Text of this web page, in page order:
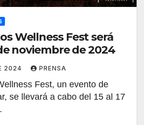
Wellness Fest será
noviembre de 2024
2024 PRENSA
Fest, un evento de
se llevará a cabo del 15 al 17